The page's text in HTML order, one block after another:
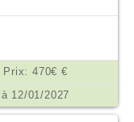
Prix: 470€ €
à 12/01/2027